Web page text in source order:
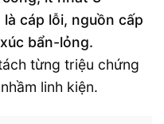
cáp lỗi, nguồn cấp
bẩn-lỏng.
từng triệu chứng
linh kiện.